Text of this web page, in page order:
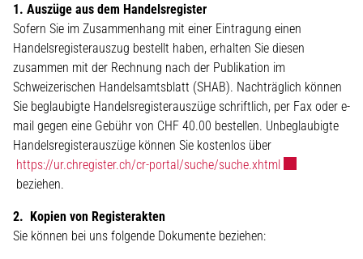
1. Auszüge aus dem Handelsregister
Sofern Sie im Zusammenhang mit einer Eintragung einen
Handelsregisterauszug bestellt haben, erhalten Sie diesen
zusammen mit der Rechnung nach der Publikation im
Schweizerischen Handelsamtsblatt (SHAB). Nachträglich können
Sie beglaubigte Handelsregisterauszüge schriftlich, per Fax oder e-
mail gegen eine Gebühr von CHF 40.00 bestellen. Unbeglaubigte
Handelsregisterauszüge können Sie kostenlos über
https://ur.chregister.ch/cr-portal/suche/suche.xhtmlExterner Link
beziehen.
2. Kopien von Registerakten
Sie können bei uns folgende Dokumente beziehen: